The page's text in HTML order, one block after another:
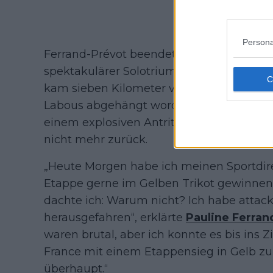
Ferrand-Prévot beendete die Rundfahrt
spektakulärer Solotriumph am
kam sieben Kilometer vor dem Ziel,
Labous abgehängt worden war und die
einem explosiven Antritt fuhr die
nicht mehr zurück.
„Heute Morgen habe ich meinen
Etappe gerne im Gelben Trikot
dachte ich: Warum nicht? Ich habe
herausgefahren“, erklärte Pauline
waren brutal, aber ich konnte es bis ins
France mit einem Etappensieg in Gelb
überhaupt.“